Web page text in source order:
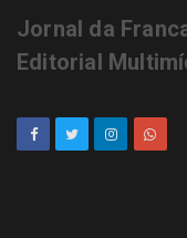
Jornal da
Editorial